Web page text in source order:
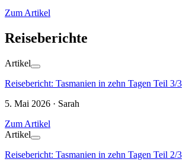
Zum Artikel
Reiseberichte
Artikel
Reisebericht: Tasmanien in zehn Tagen Teil 3/3
5. Mai 2026 · Sarah
Zum Artikel
Artikel
Reisebericht: Tasmanien in zehn Tagen Teil 2/3